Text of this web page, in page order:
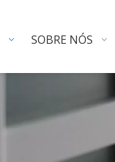
SOBRE NÓS